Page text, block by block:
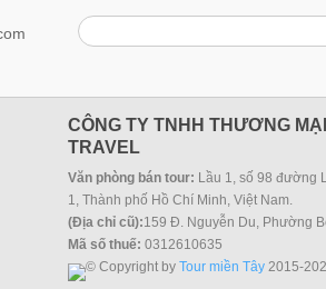
CÔNG TY TNHH THƯƠNG
TRAVEL
Văn phòng bán tour: Lầu 1, số 98 đường
1, Thành phố Hồ Chí Minh, Việt Nam.
(Địa chỉ cũ):159 Đ. Nguyễn Du, Phường
Mã số thuế: 0312610635
© Copyright by Tour miền Tây2015-